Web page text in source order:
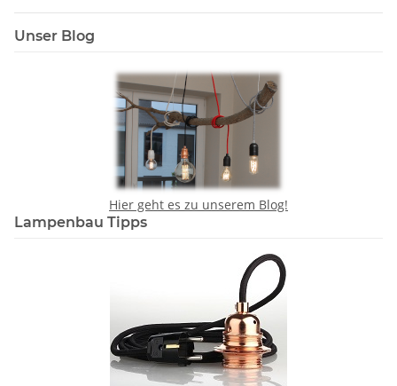
Unser Blog
Hier geht es zu unserem Blog!
Lampenbau Tipps